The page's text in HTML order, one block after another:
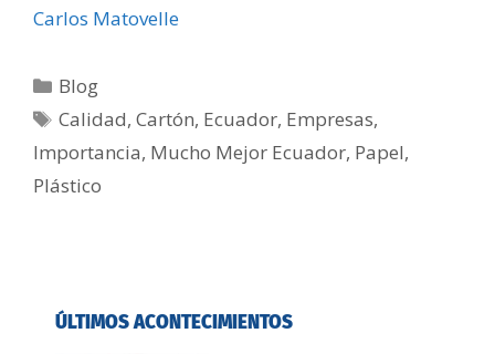
Carlos Matovelle
Blog
Calidad,Cartón, Ecuador, Empresas,
Importancia, Mucho Mejor Ecuador, Papel,
Plástico
ÚLTIMOS ACONTECIMIENTOS